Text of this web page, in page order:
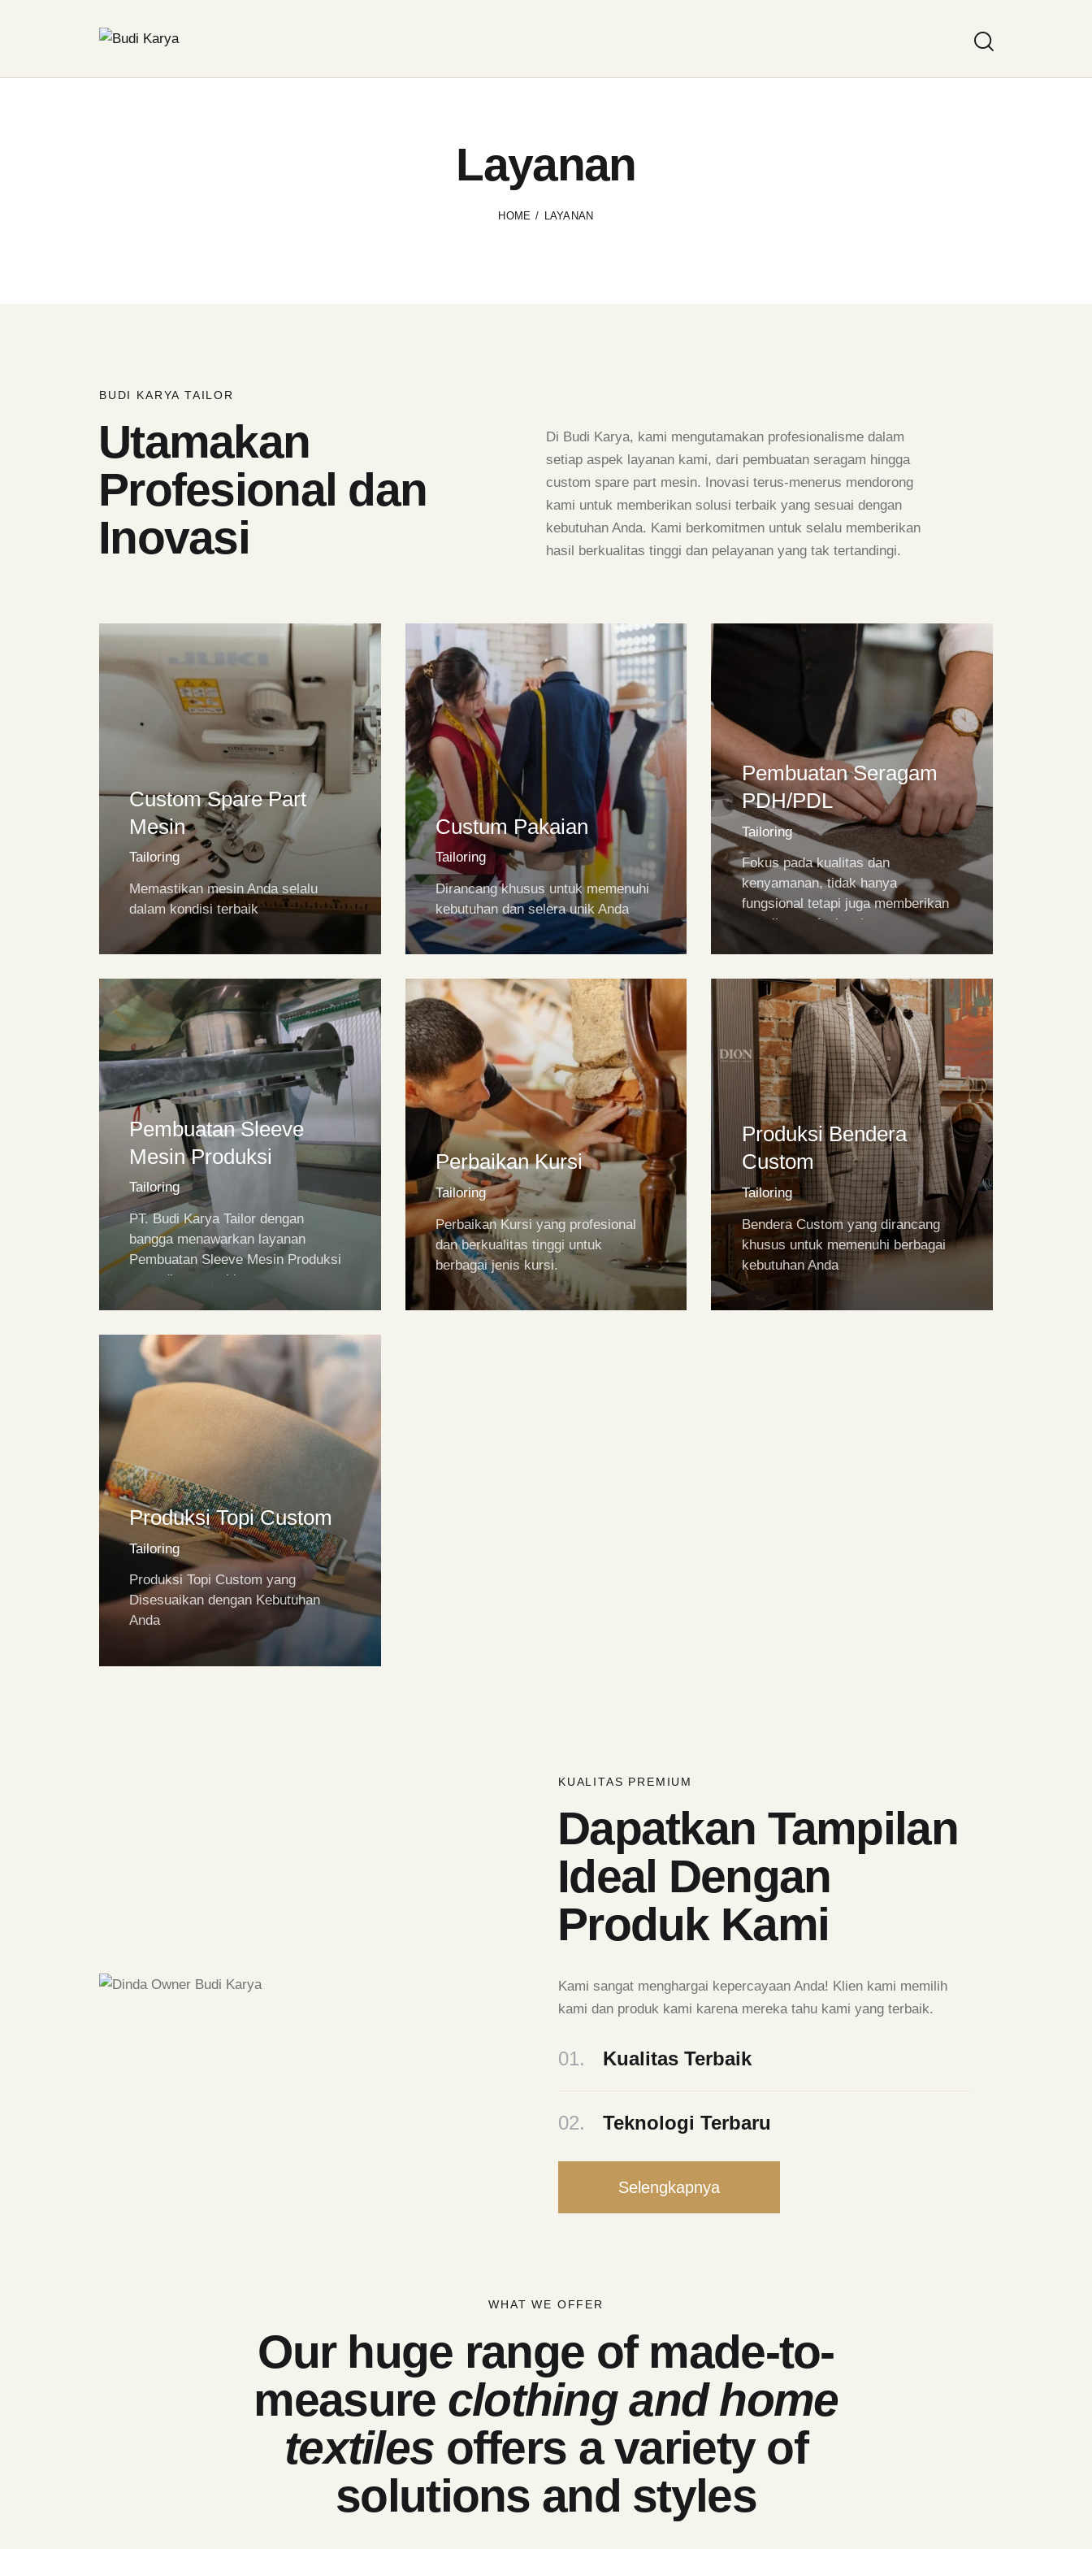
Layanan
HOME LAYANAN
BUDI KARYA TAILOR
Utamakan
Profesional dan
Inovasi
Di Budi Karya, kami mengutamakan profesionalisme dalam
setiap aspek layanan kami, dari pembuatan seragam hingga
custom spare part mesin. Inovasi terus-menerus mendorong
kami untuk memberikan solusi terbaik yang sesuai dengan
kebutuhan Anda. Kami berkomitmen untuk selalu memberikan
hasil berkualitas tinggi dan pelayanan yang tak tertandingi.
Custom Spare Part
Mesin
Tailoring
Memastikan mesin Anda selalu
dalam kondisi terbaik
Custum Pakaian
Tailoring
Dirancang khusus untuk memenuhi
kebutuhan dan selera unik Anda
Pembuatan Seragam
PDH/PDL
Tailoring
Fokus pada kualitas dan
kenyamanan, tidak hanya
fungsional tetapi juga memberikan
tampilan profesional.
Pembuatan Sleeve
Mesin Produksi
Tailoring
PT. Budi Karya Tailor dengan
bangga menawarkan layanan
Pembuatan Sleeve Mesin Produksi
yang dirancang khusus…
Perbaikan Kursi
Tailoring
Perbaikan Kursi yang profesional
dan berkualitas tinggi untuk
berbagai jenis kursi.
Produksi Bendera
Custom
Tailoring
Bendera Custom yang dirancang
khusus untuk memenuhi berbagai
kebutuhan Anda
⁠Produksi Topi Custom
Tailoring
⁠Produksi Topi Custom yang
Disesuaikan dengan Kebutuhan
Anda
KUALITAS PREMIUM
Dapatkan Tampilan
Ideal Dengan
Produk Kami
Kami sangat menghargai kepercayaan Anda! Klien kami memilih
kami dan produk kami karena mereka tahu kami yang terbaik.
01. Kualitas Terbaik
02. Teknologi Terbaru
Selengkapnya
WHAT WE OFFER
Our huge range of made-to-
measure clothing and home
textiles offers a variety of
solutions and styles